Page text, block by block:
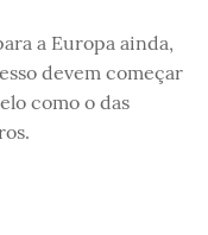
a Europa ainda,
devem começar
como o das